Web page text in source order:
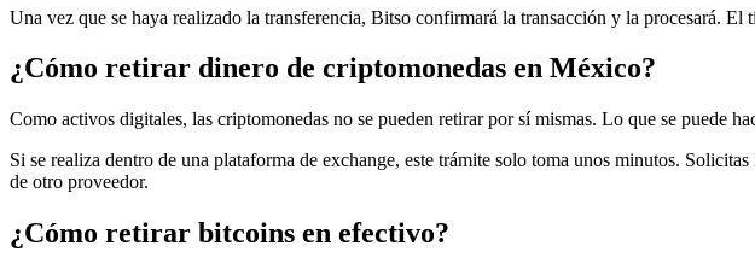
Una vez que se haya realizado la transferencia, Bitso confirmará la transacción y la procesará.
¿Cómo retirar dinero de criptomonedas en México?
Como activos digitales, las criptomonedas no se pueden retirar por sí mismas. Lo que se puede
Si se realiza dentro de una plataforma de exchange, este trámite solo toma unos minutos. Solicitas
de otro proveedor.
¿Cómo retirar bitcoins en efectivo?